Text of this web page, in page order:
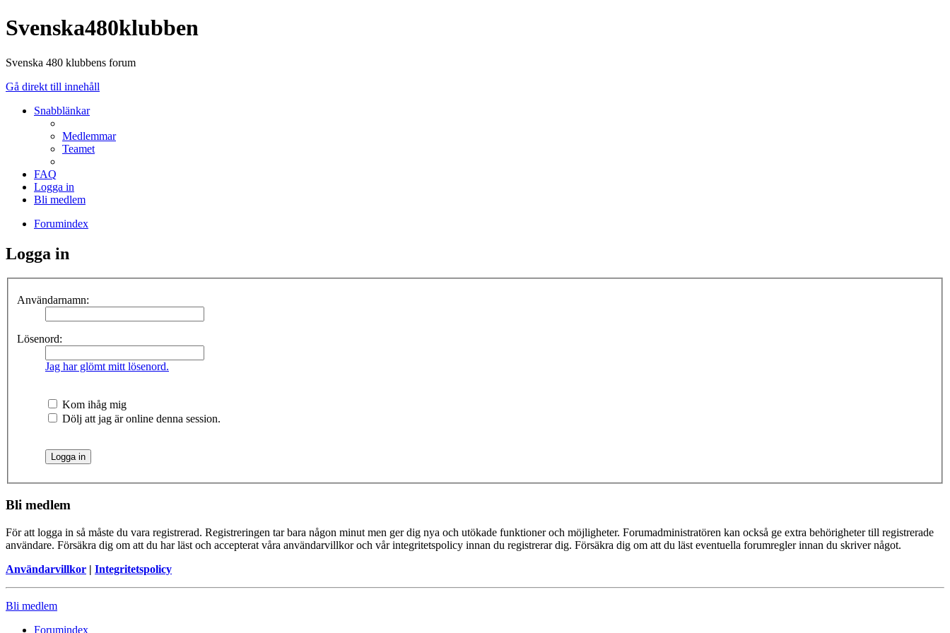
Svenska480klubben
Svenska 480 klubbens forum
Gå direkt till innehåll
Snabblänkar
Medlemmar
Teamet
FAQ
Logga in
Bli medlem
Forumindex
Logga in
Användarnamn:
Lösenord:
Jag har glömt mitt lösenord.
Kom ihåg mig
Dölj att jag är online denna session.
Bli medlem
För att logga in så måste du vara registrerad. Registreringen tar bara någon minut men ger dig nya och utökade funktioner och möjligheter. Forumadministratören kan också ge extra behörigheter till registrerade
användare. Försäkra dig om att du har läst och accepterat våra användarvillkor och vår integritetspolicy innan du registrerar dig. Försäkra dig om att du läst eventuella forumregler innan du skriver något.
Användarvillkor | Integritetspolicy
Bli medlem
Forumindex